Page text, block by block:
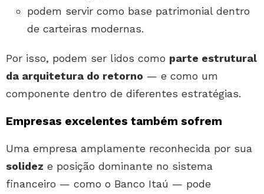
podem servir como base patrimonial dentro
de carteiras modernas.
Por isso, podem ser lidos como parte estrutural
da arquitetura do retorno — e como um
componente dentro de diferentes estratégias.
Empresas excelentes também sofrem
Uma empresa amplamente reconhecida por sua
solidez e posição dominante no sistema
financeiro — como o Banco Itaú — pode